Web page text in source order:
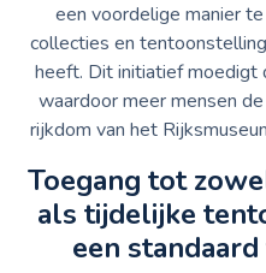
een voordelige manier
collecties en
heeft. Dit initiatief moedigt
waardoor meer mensen
rijkdom van het
Toegang tot
als tijdelijke
een